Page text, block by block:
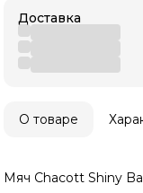
Доставка
О товаре
Мяч Chacott Shiny